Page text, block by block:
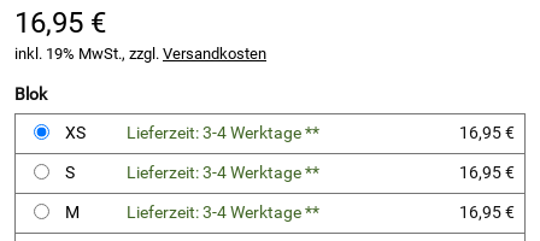
16,95 €
inkl. 19% MwSt., zzgl. Versandkosten
Blok
XS
Lieferzeit: 3-4 Werktage **
16,95 €
S
Lieferzeit: 3-4 Werktage **
16,95 €
M
Lieferzeit: 3-4 Werktage **
16,95 €